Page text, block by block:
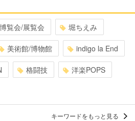
覧会/展覧会 堀ちえみ
美術館/博物館 indigo la End
格闘技 洋楽POPS
キーワードをもっと見る